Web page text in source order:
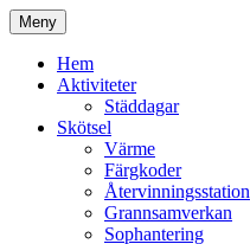
Hoppa
till
innehåll
Kyrkmossen
Meny
Hem
Aktiviteter
Städdagar
Skötsel
Värme
Färgkoder
Återvinningsstation
Grannsamverkan
Sophantering